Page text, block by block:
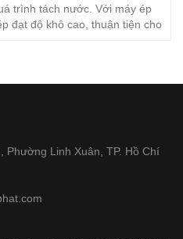
trình tách nước. Với máy ép
đạt độ khô cao, thuận tiện cho
Linh Xuân, TP. Hồ Chí